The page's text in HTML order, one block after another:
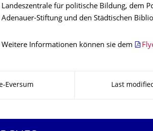
Landeszentrale für politische Bildung, dem
Adenauer-Stiftung und den Städtischen
Weitere Informationen können sie dem
Eversum Last